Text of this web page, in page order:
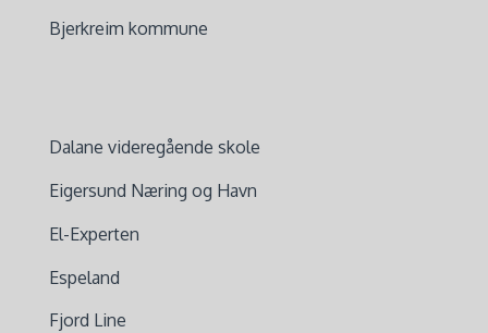
Bjerkreim kommune
Dalane videregående skole
Eigersund Næring og Havn
El-Experten
Espeland
Fjord Line